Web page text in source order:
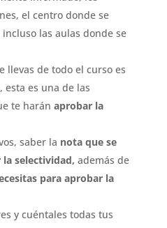
el centro donde se
las aulas donde se
llevas de todo el curso es
es una de las
te harán aprobar la
saber la nota que se
selectividad, además de
para aprobar la
y cuéntales todas tus